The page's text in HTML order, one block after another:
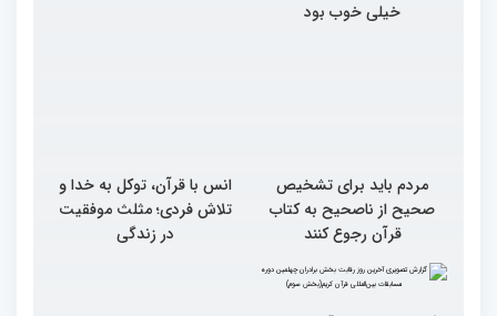
خیلی خوب بود
مردم باید برای تشخیص
صحیح از ناصحیح به کتاب
قرآن رجوع کنند
انس با قرآن، توکل به خدا و
تلاش فردی؛ مثلث موفقیت
در زندگی